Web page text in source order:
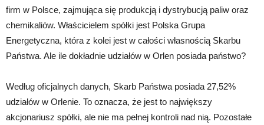
firm w Polsce, zajmująca się produkcją i dystrybucją paliw oraz
chemikaliów. Właścicielem spółki jest Polska Grupa
Energetyczna, która z kolei jest w całości własnością Skarbu
Państwa. Ale ile dokładnie udziałów w Orlen posiada państwo?
Według oficjalnych danych, Skarb Państwa posiada 27,52%
udziałów w Orlenie. To oznacza, że jest to największy
akcjonariusz spółki, ale nie ma pełnej kontroli nad nią. Pozostałe